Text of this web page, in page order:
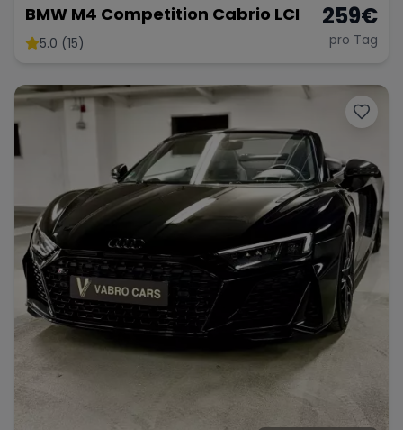
BMW M4 Competition Cabrio LCI
5.0 (15)
259€
pro Tag